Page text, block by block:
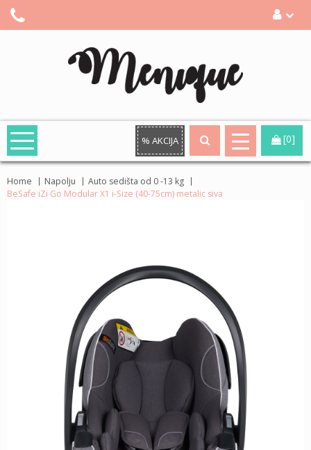
% AKCIJA [0]
Home Napolju
Auto sedišta od 0 -13 kg
BeSafe iZi Go Modular X1 i-Size (40-75cm) metalic siva